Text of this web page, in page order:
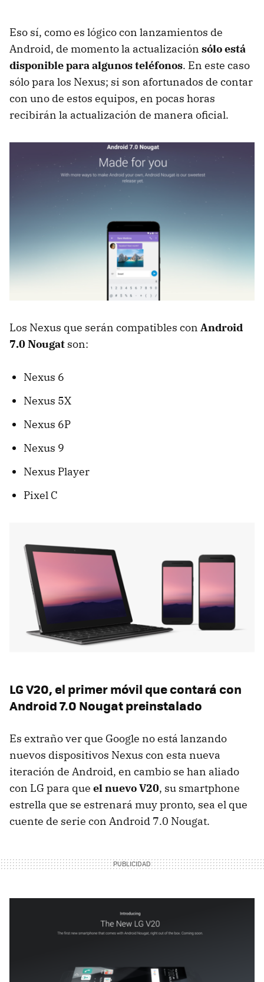
Eso sí, como es lógico con lanzamientos de
Android, de momento la actualización sólo está
disponible para algunos teléfonos. En este caso
sólo para los Nexus; si son afortunados de contar
con uno de estos equipos, en pocas horas
recibirán la actualización de manera oficial.
Los Nexus que serán compatibles con Android
7.0 Nougat son:
Nexus 6
Nexus 5X
Nexus 6P
Nexus 9
Nexus Player
Pixel C
LG V20, el primer móvil que contará con
Android 7.0 Nougat preinstalado
Es extraño ver que Google no está lanzando
nuevos dispositivos Nexus con esta nueva
iteración de Android, en cambio se han aliado
con LG para que el nuevo V20, su smartphone
estrella que se estrenará muy pronto, sea el que
cuente de serie con Android 7.0 Nougat.